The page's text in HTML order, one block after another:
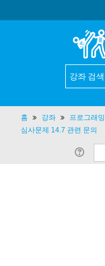
홈 강좌 프로그래밍
심사문제 14.7 관련 문의